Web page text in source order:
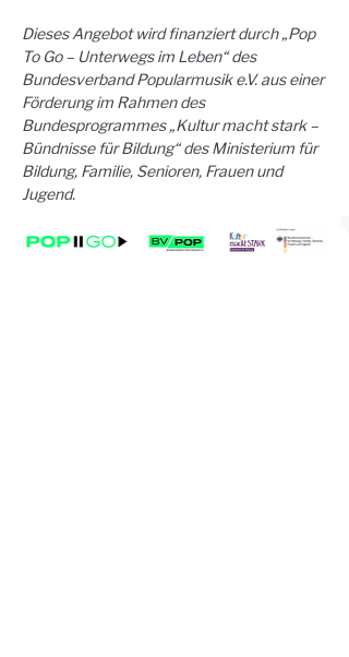
Dieses Angebot wird finanziert durch „Pop
To Go – Unterwegs im Leben“ des
Bundesverband Popularmusik e.V. aus einer
Förderung im Rahmen des
Bundesprogrammes „Kultur macht stark –
Bündnisse für Bildung“ des Ministerium für
Bildung, Familie, Senioren, Frauen und
Jugend.